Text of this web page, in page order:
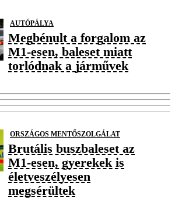
AUTÓPÁLYA
Megbénult a forgalom az
M1-esen, baleset miatt
torlódnak a járművek
ORSZÁGOS MENTŐSZOLGÁLAT
Brutális buszbaleset az
M1-esen, gyerekek is
életveszélyesen
megsérültek